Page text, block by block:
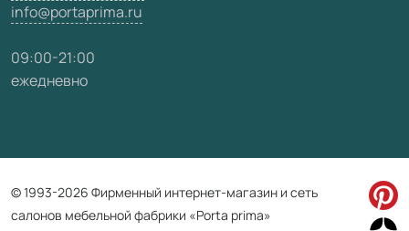
info@portaprima.ru
09:00-21:00
ежедневно
© 1993-2026 Фирменный интернет-магазин и сеть
салонов мебельной фабрики «Porta prima»